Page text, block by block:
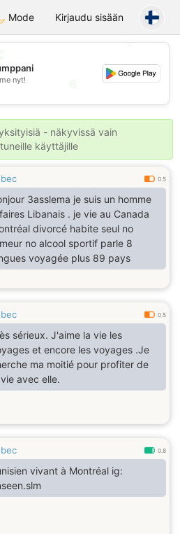
Dating
Mode Kirjaudu sisään
💕
nyt!
- näkyvissä vain
käyttäjille
0.5
3asslema je suis un homme
Libanais . je vie au Canada
divorcé habite seul no
no alcool sportif parle 8
voyagée plus 89 pays
0.5
sérieux. J'aime la vie les
et encore les voyages .Je
ma moitié pour profiter de
avec elle.
0.8
vivant à Montréal ig: